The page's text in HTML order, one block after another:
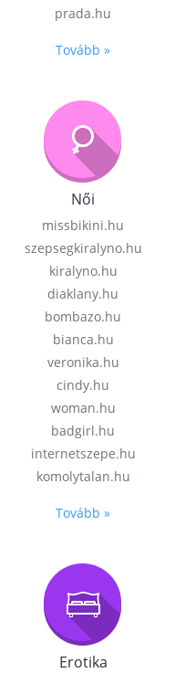
prada.hu
Tovább »
Női
missbikini.hu
szepsegkiralyno.hu
kiralyno.hu
diaklany.hu
bombazo.hu
bianca.hu
veronika.hu
cindy.hu
woman.hu
badgirl.hu
internetszepe.hu
komolytalan.hu
Tovább »
Erotika